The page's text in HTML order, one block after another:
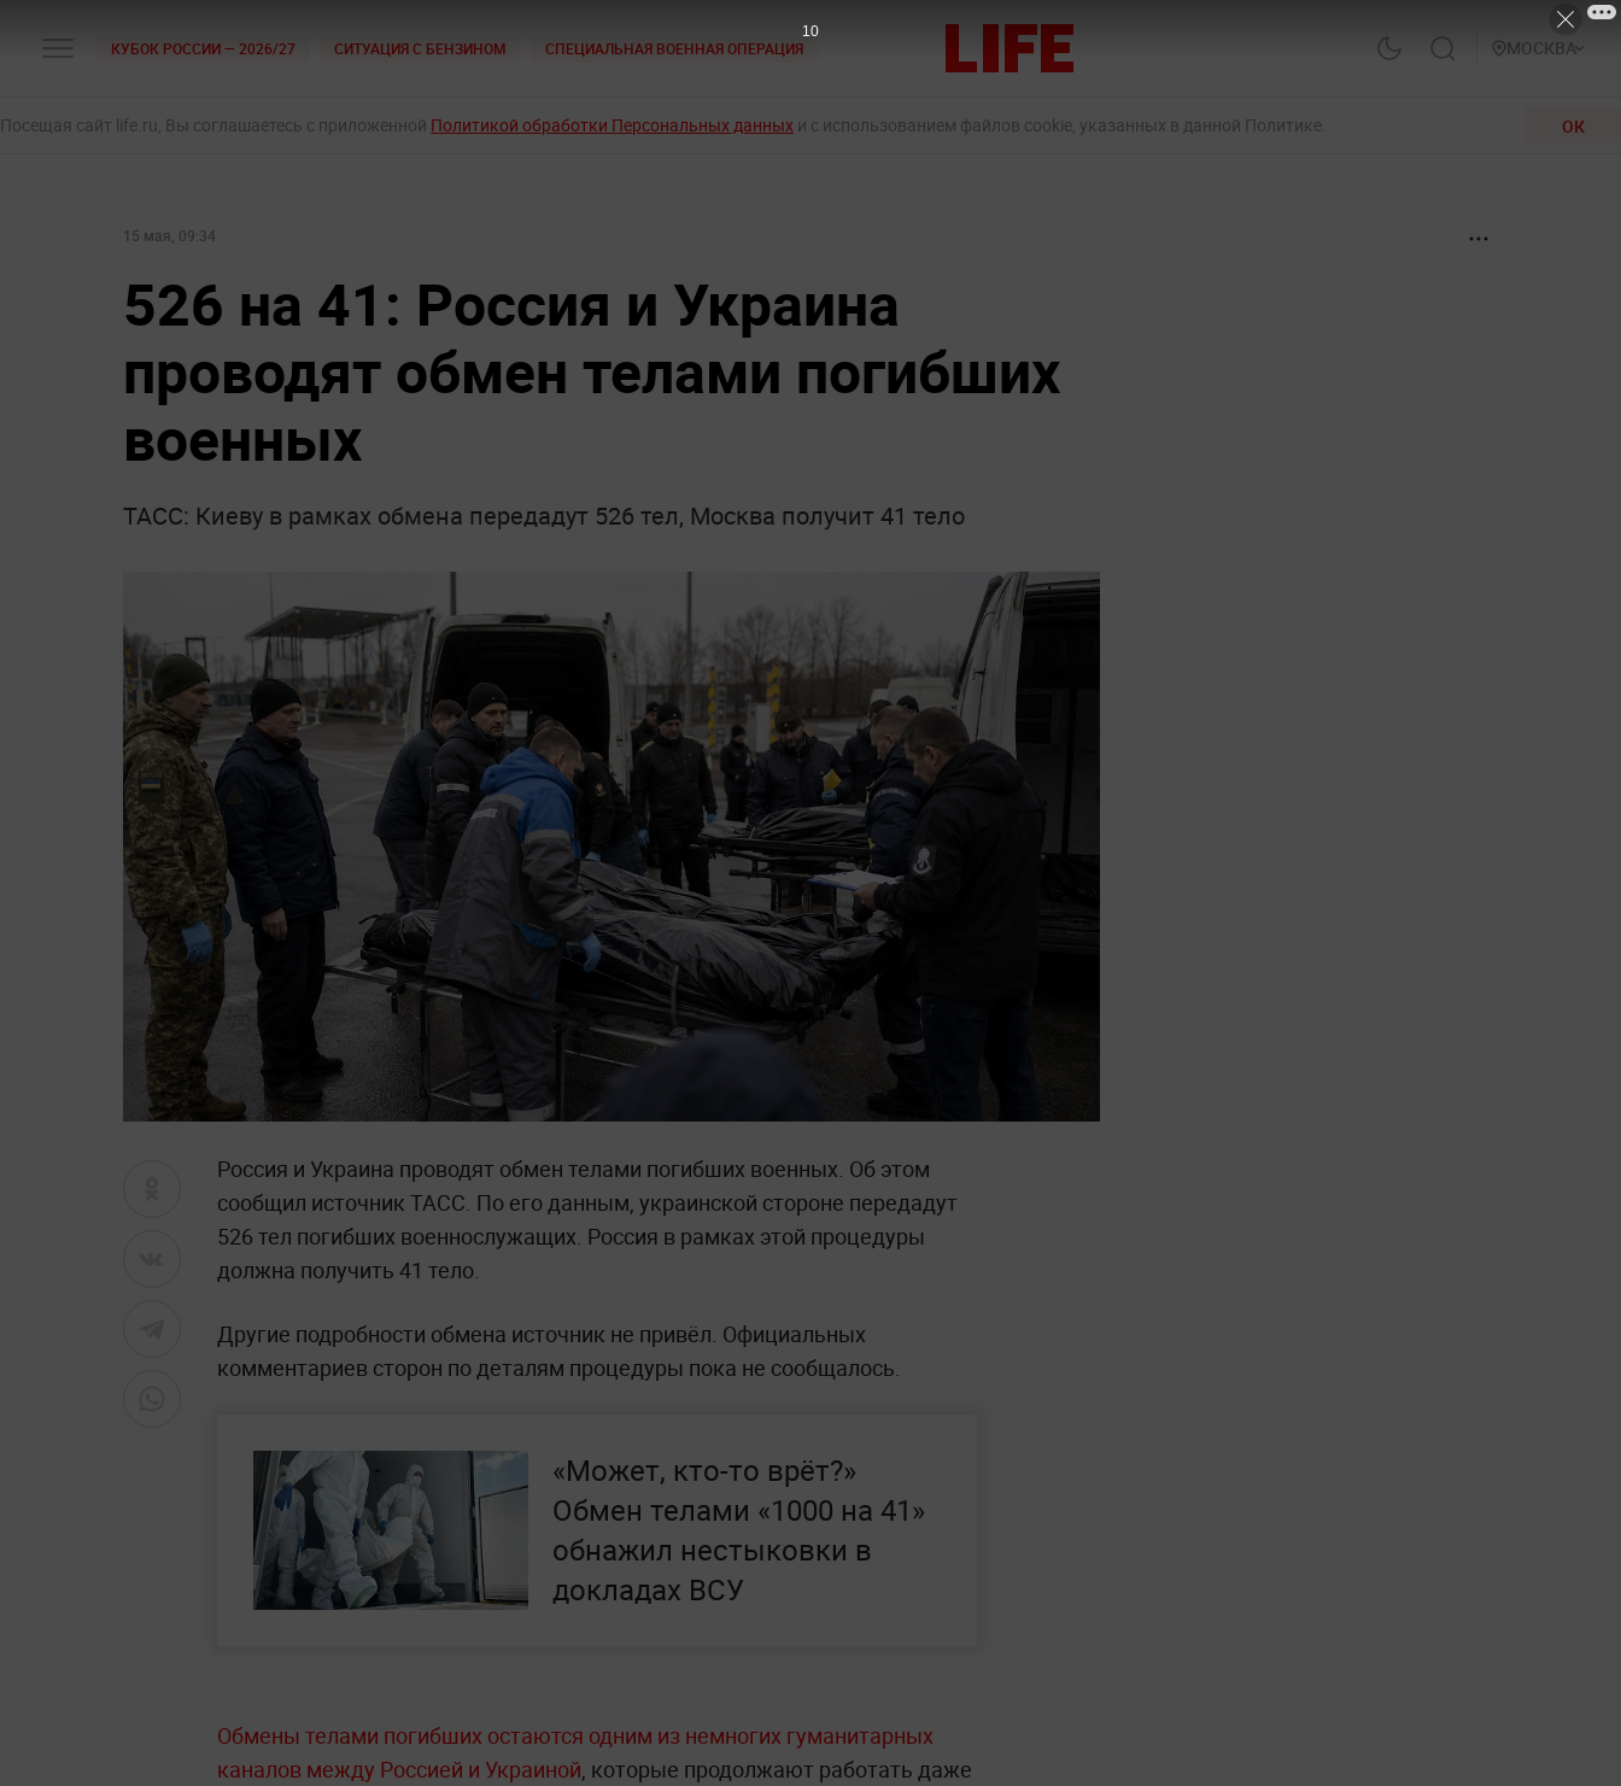
КУБОК РОССИИ — 2026/27 СИТУАЦИЯ С БЕНЗИНОМ СПЕЦИАЛЬНАЯ ВОЕННАЯ ОПЕРАЦИЯ МОСКВА
Посещая сайт life.ru, Вы соглашаетесь с приложенной Политикой обработки Персональных данных и с использованием файлов cookie, указанных в данной Политике. ОК
15 мая, 09:34
526 на 41: Россия и Украина
проводят обмен телами погибших
военных
ТАСС: Киеву в рамках обмена передадут 526 тел, Москва получит 41 тело
Россия и Украина проводят обмен телами погибших военных. Об этом
сообщил источник ТАСС. По его данным, украинской стороне передадут
526 тел погибших военнослужащих. Россия в рамках этой процедуры
должна получить 41 тело.
Другие подробности обмена источник не привёл. Официальных
комментариев сторон по деталям процедуры пока не сообщалось.
«Может, кто-то врёт?»
Обмен телами «1000 на 41»
обнажил нестыковки в
докладах ВСУ
Обмены телами погибших остаются одним из немногих гуманитарных
каналов между Россией и Украиной , которые продолжают работать даже
9